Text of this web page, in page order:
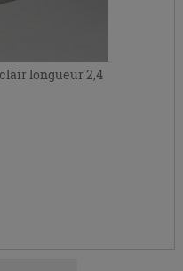
longueur 2,4